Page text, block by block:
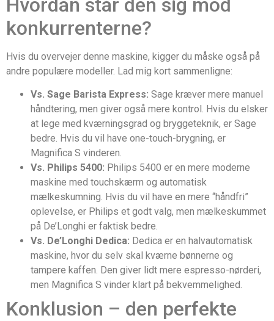
Hvordan står den sig mod
konkurrenterne?
Hvis du overvejer denne maskine, kigger du måske også på
andre populære modeller. Lad mig kort sammenligne:
Vs. Sage Barista Express: Sage kræver mere manuel
håndtering, men giver også mere kontrol. Hvis du elsker
at lege med kværningsgrad og bryggeteknik, er Sage
bedre. Hvis du vil have one-touch-brygning, er
Magnifica S vinderen.
Vs. Philips 5400: Philips 5400 er en mere moderne
maskine med touchskærm og automatisk
mælkeskumning. Hvis du vil have en mere “håndfri”
oplevelse, er Philips et godt valg, men mælkeskummet
på De’Longhi er faktisk bedre.
Vs. De’Longhi Dedica: Dedica er en halvautomatisk
maskine, hvor du selv skal kværne bønnerne og
tampere kaffen. Den giver lidt mere espresso-nørderi,
men Magnifica S vinder klart på bekvemmelighed.
Konklusion – den perfekte